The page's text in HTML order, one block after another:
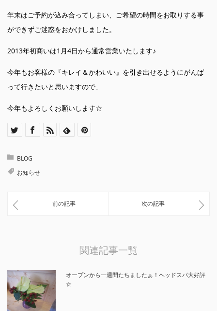
年末はご予約が込み合ってしまい、ご希望の時間をお取りする事
ができずご迷惑をおかけしました。
2013年初商いは1月4日から通常営業いたします♪
今年もお客様の『キレイ＆かわいい』を引き出せるようにがんば
って行きたいと思いますので、
今年もよろしくお願いします☆
BLOG
お知らせ
前の記事 次の記事
関連記事一覧
オープンから一週間たちましたぁ！ヘッドスパ大好評
☆